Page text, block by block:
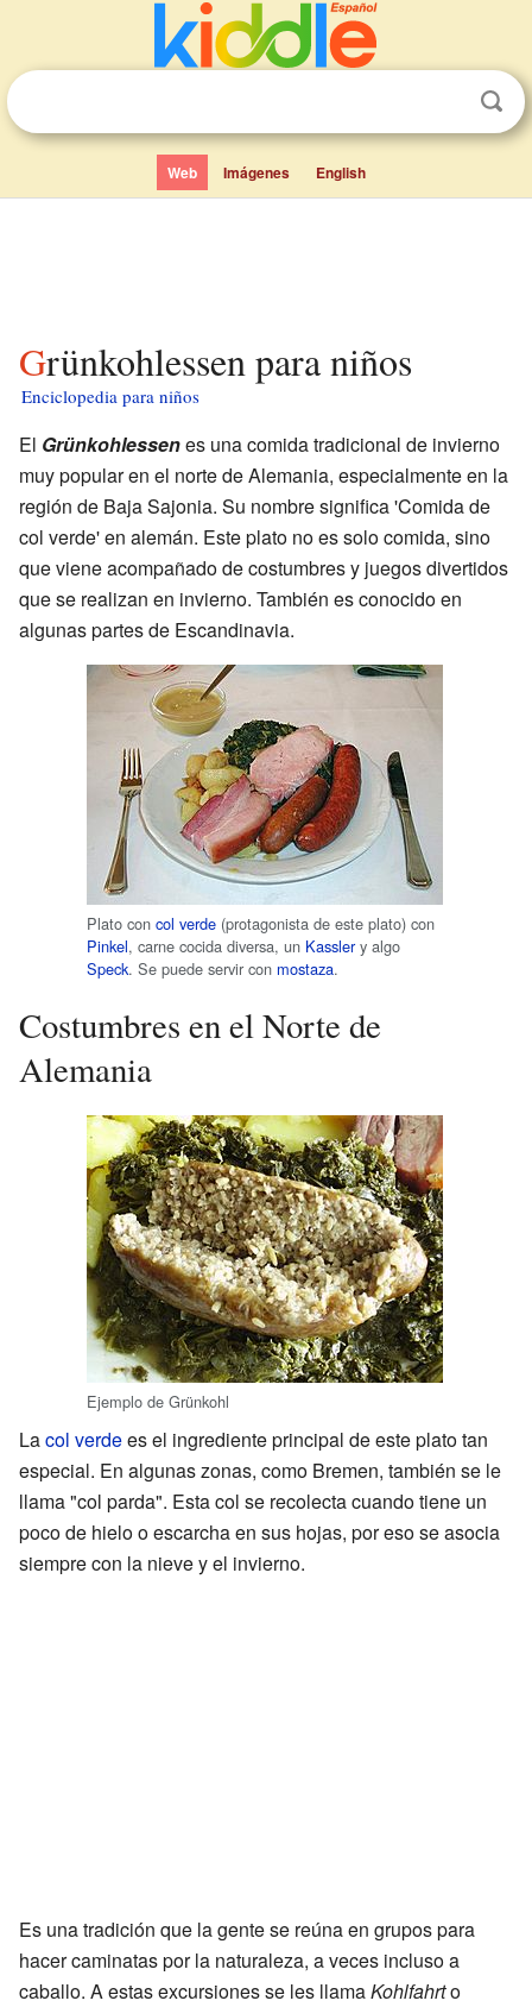
Web Imágenes English
Grünkohlessen para niños
Enciclopedia para niños
El Grünkohlessenes una comida tradicional de invierno
muy popular en el norte de Alemania, especialmente en la
región de Baja Sajonia. Su nombre significa 'Comida de
col verde' en alemán. Este plato no es solo comida, sino
que viene acompañado de costumbres y juegos divertidos
que se realizan en invierno. También es conocido en
algunas partes de Escandinavia.
Plato con col verde (protagonista de este plato) con
Pinkel, carne cocida diversa, un Kasslery algo
Speck. Se puede servir con mostaza.
Costumbres en el Norte de
Alemania
Ejemplo de Grünkohl
Lacol verdees el ingrediente principal de este plato tan
especial. En algunas zonas, como Bremen, también se le
llama "col parda". Esta col se recolecta cuando tiene un
poco de hielo o escarcha en sus hojas, por eso se asocia
siempre con la nieve y el invierno.
Es una tradición que la gente se reúna en grupos para
hacer caminatas por la naturaleza, a veces incluso a
caballo. A estas excursiones se les llamaKohlfahrto